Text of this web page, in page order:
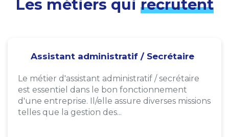
Les métiers qui recrutent
Assistant administratif / Secrétaire
Le métier d'assistant administratif / secrétaire
est essentiel dans le bon fonctionnement
d'une entreprise. Il/elle assure diverses missions
telles que la gestion des...